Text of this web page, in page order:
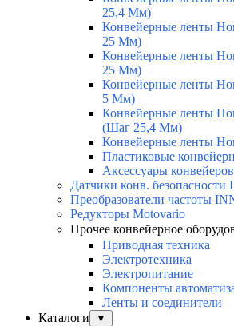
25,4 Мм)
Конвейерные ленты
25 Мм)
Конвейерные ленты
25 Мм)
Конвейерные ленты
5 Мм)
Конвейерные ленты
(Шаг 25,4 Мм)
Конвейерные ленты
Пластиковые
Аксессуары
Датчики конв.
Преобразователи частоты
Редукторы Motovario
Прочее конвейерное
Приводная техника
Электротехника
Электропитание
Компоненты
Ленты и соединители
Каталоги
▼